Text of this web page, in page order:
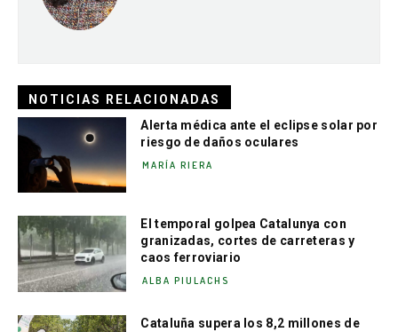
NOTICIAS RELACIONADAS
Alerta médica ante el eclipse solar por
riesgo de daños oculares
MARÍA RIERA
El temporal golpea Catalunya con
granizadas, cortes de carreteras y
caos ferroviario
ALBA PIULACHS
Cataluña supera los 8,2 millones de